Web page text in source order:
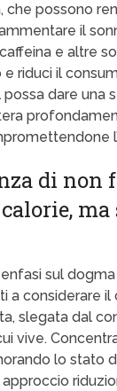
che possono
il
caffeina e altre
riduci il
possa dare una
di non
sul
a considerare
slegata dal
vive.
lo stato